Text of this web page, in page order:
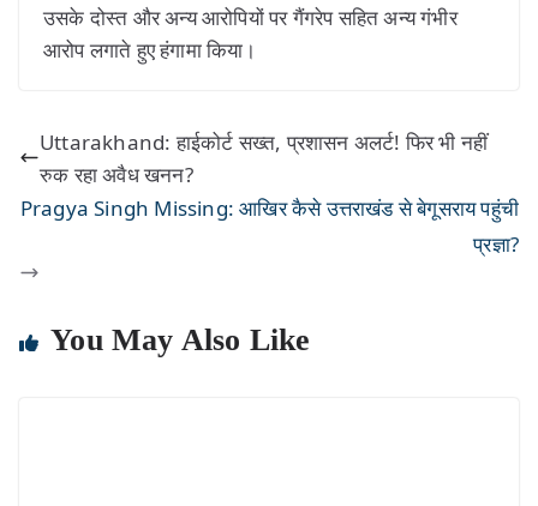
उसके दोस्त और अन्य आरोपियों पर गैंगरेप सहित अन्य गंभीर
आरोप लगाते हुए हंगामा किया।
Uttarakhand: हाईकोर्ट सख्त, प्रशासन अलर्ट! फिर भी नहीं
रुक रहा अवैध खनन?
Pragya Singh Missing: आखिर कैसे उत्तराखंड से बेगूसराय पहुंची
प्रज्ञा?
You May Also Like